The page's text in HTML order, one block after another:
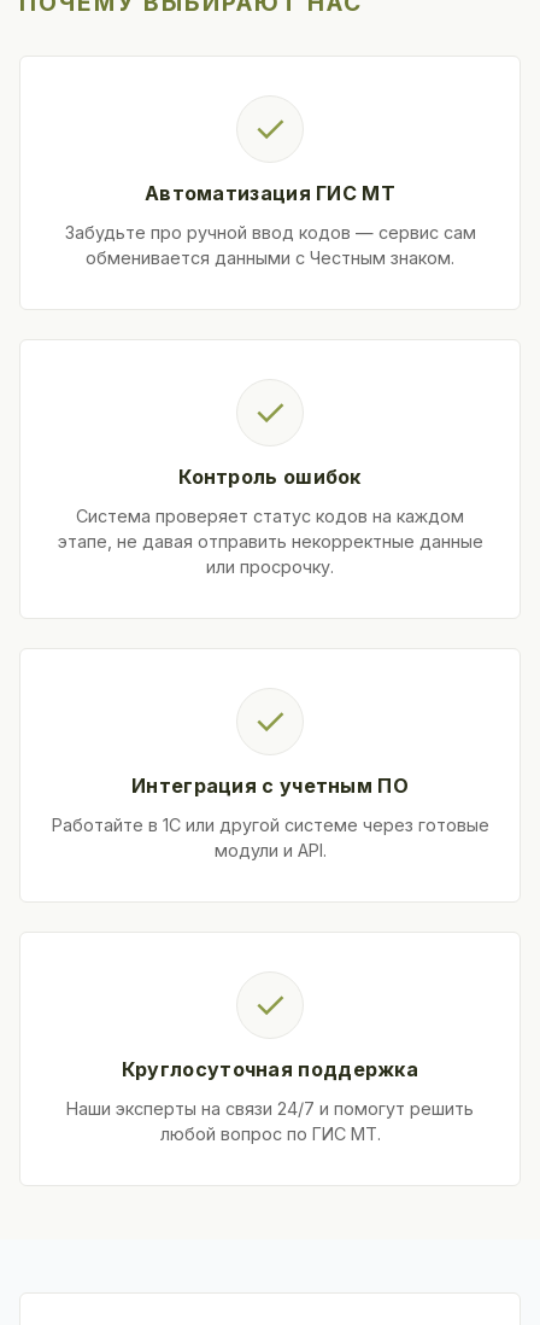
✓
Автоматизация ГИС МТ
Забудьте про ручной ввод кодов — сервис сам
обменивается данными с Честным знаком.
✓
Контроль ошибок
Система проверяет статус кодов на каждом
этапе, не давая отправить некорректные данные
или просрочку.
✓
Интеграция с учетным ПО
Работайте в 1С или другой системе через готовые
модули и API.
✓
Круглосуточная поддержка
Наши эксперты на связи 24/7 и помогут решить
любой вопрос по ГИС МТ.